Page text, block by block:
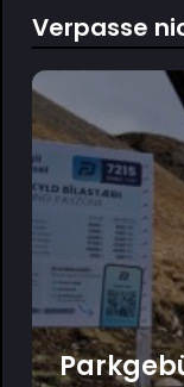
Verpasse